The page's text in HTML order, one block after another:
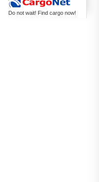
Do not wait! Find cargo now!